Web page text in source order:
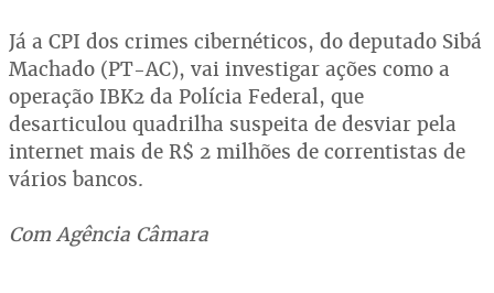
Já a CPI dos crimes cibernéticos, do deputado Sibá
Machado (PT-AC), vai investigar ações como a
operação IBK2 da Polícia Federal, que
desarticulou quadrilha suspeita de desviar pela
internet mais de R$ 2 milhões de correntistas de
vários bancos.
Com Agência Câmara